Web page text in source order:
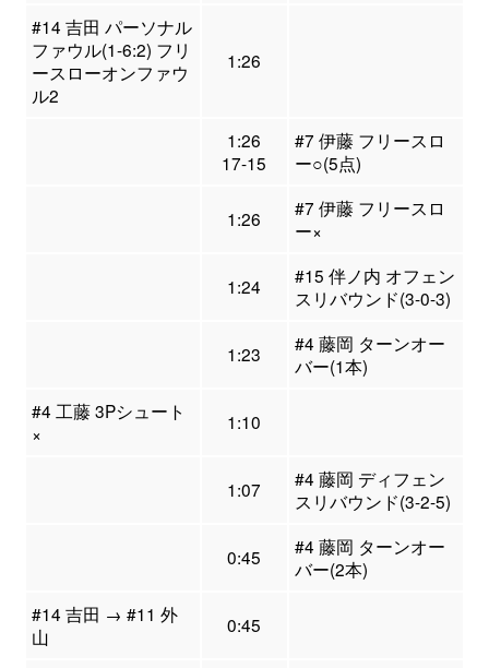
#14 吉田 パーソナル
ファウル(1-6:2) フリ
ースローオンファウ
ル2
1:26
1:26
17-15
#7 伊藤 フリースロ
ー○(5点)
1:26
#7 伊藤 フリースロ
ー×
1:24
#15 伴ノ内 オフェン
スリバウンド(3-0-3)
1:23
#4 藤岡 ターンオー
バー(1本)
#4 工藤 3Pシュート
×
1:10
1:07
#4 藤岡 ディフェン
スリバウンド(3-2-5)
0:45
#4 藤岡 ターンオー
バー(2本)
#14 吉田 → #11 外
山
0:45